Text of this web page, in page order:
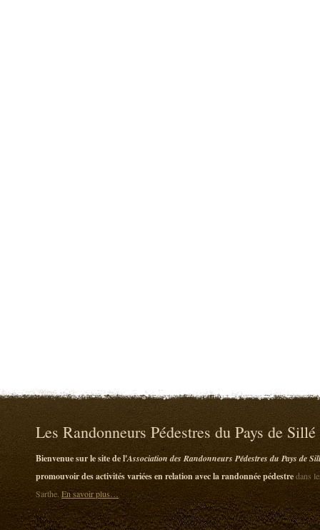
Les Randonneurs Pédestres du Pays de Sillé
Bienvenue sur le site de l'Association des Randonneurs Pédestres du Pays de
promouvoir des activités variées en relation avec la randonnée pédestredans
Sarthe.En savoir plus…